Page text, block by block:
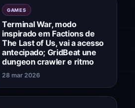
GAMES
Terminal War, modo
inspirado em Factions de
The Last of Us, vai a acesso
antecipado; GridBeat une
dungeon crawler e ritmo
28 mar 2026